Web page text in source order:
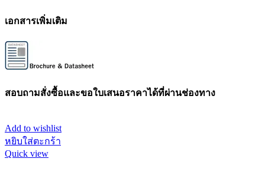
เอกสารเพิ่มเติม
สอบถามสั่งซื้อและขอใบเสนอราคาได้ที่ผ่านช่องทาง
Add to wishlist
หยิบใส่ตะกร้า
Quick view